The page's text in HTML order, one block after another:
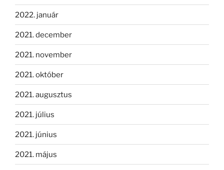
2022. január
2021. december
2021. november
2021. október
2021. augusztus
2021. július
2021. június
2021. május